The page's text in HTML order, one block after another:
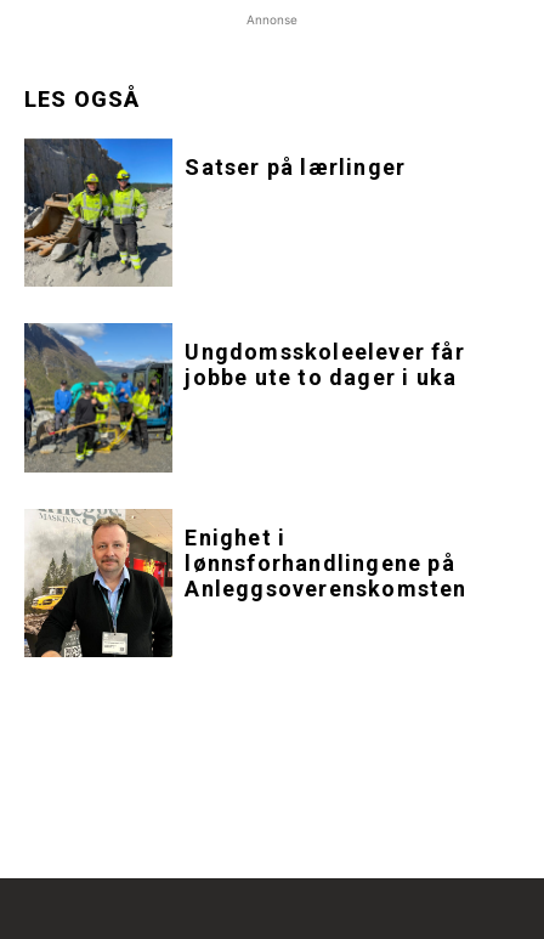
Annonse
LES OGSÅ
Satser på lærlinger
Ungdomsskoleelever får
jobbe ute to dager i uka
Enighet i
lønnsforhandlingene på
Anleggsoverenskomsten